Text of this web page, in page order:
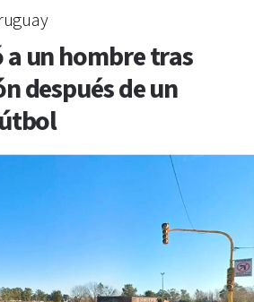
un hombre tras
después de un